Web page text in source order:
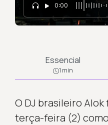
0:00
Essencial
1 min
O DJ brasileiro
terça-feira (2)